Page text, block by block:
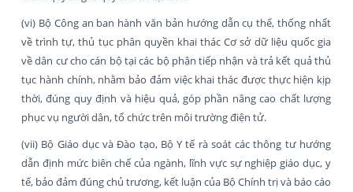
(vi) Bộ Công an ban hành văn bản hướng dẫn cụ thể, thống nhất
về trình tự, thủ tục phân quyền khai thác Cơ sở dữ liệu quốc gia
về dân cư cho cán bộ tại các bộ phận tiếp nhận và trả kết quả thủ
tục hành chính, nhằm bảo đảm việc khai thác được thực hiện kịp
thời, đúng quy định và hiệu quả, góp phần nâng cao chất lượng
phục vụ người dân, tổ chức trên môi trường điện tử.
(vii) Bộ Giáo dục và Đào tạo, Bộ Y tế rà soát các thông tư hướng
dẫn định mức biên chế của ngành, lĩnh vực sự nghiệp giáo dục, y
tế, bảo đảm đúng chủ trương, kết luận của Bộ Chính trị và báo cáo